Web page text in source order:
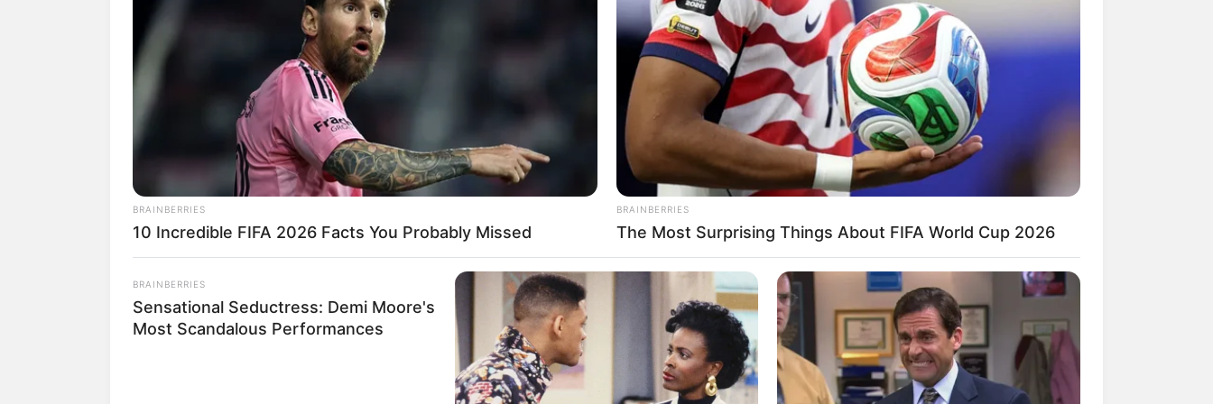
BRAINBERRIES
10 Incredible FIFA 2026 Facts You Probably Missed
BRAINBERRIES
The Most Surprising Things About FIFA World Cup 2026
BRAINBERRIES
Sensational Seductress: Demi Moore's
Most Scandalous Performances